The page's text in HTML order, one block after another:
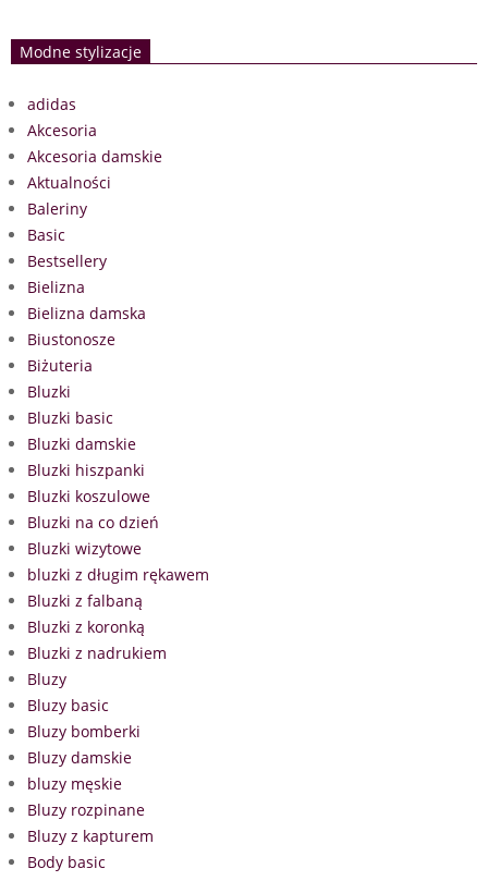
Modne stylizacje
adidas
Akcesoria
Akcesoria damskie
Aktualności
Baleriny
Basic
Bestsellery
Bielizna
Bielizna damska
Biustonosze
Biżuteria
Bluzki
Bluzki basic
Bluzki damskie
Bluzki hiszpanki
Bluzki koszulowe
Bluzki na co dzień
Bluzki wizytowe
bluzki z długim rękawem
Bluzki z falbaną
Bluzki z koronką
Bluzki z nadrukiem
Bluzy
Bluzy basic
Bluzy bomberki
Bluzy damskie
bluzy męskie
Bluzy rozpinane
Bluzy z kapturem
Body basic